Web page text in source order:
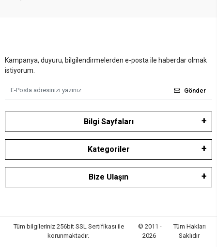
Kampanya, duyuru, bilgilendirmelerden e-posta ile haberdar olmak
istiyorum.
Gönder
Bilgi Sayfaları
Kategoriler
Bize Ulaşın
Tüm bilgileriniz 256bit SSL Sertifikası ile
korunmaktadır.
© 2011 -
2026
Tüm Hakları
Saklıdır